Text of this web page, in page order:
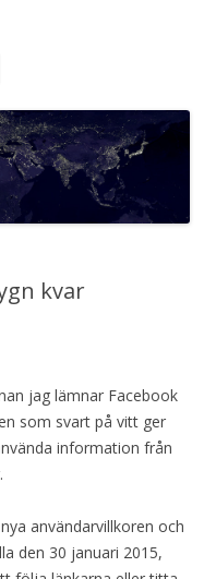
kvar
jag lämnar Facebook
som svart på vitt ger
information från
användarvillkoren och
den 30 januari 2015,